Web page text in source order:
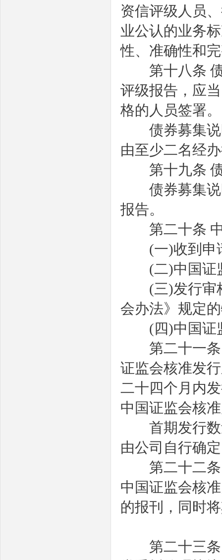
资信评级人员
业公认的业务
性、准确性和
第十八条
评级报告，应
格的人员签署。
债券募集说
由至少二名经
第十九条
债券募集说
报告。
第二十条
(一)收到申
(二)中国证
(三)发行审
会办法》规定
(四)中国证
第二十一条
证监会核准发
二十四个月内
中国证监会核
首期发行数
由公司自行确
第二十二条
中国证监会核
的报刊，同时
第二十三条